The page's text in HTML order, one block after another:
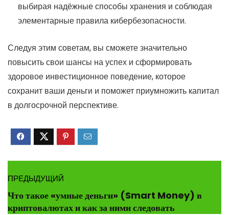
выбирая надёжные способы хранения и соблюдая
элементарные правила кибербезопасности.
Следуя этим советам, вы сможете значительно
повысить свои шансы на успех и сформировать
здоровое инвестиционное поведение, которое
сохранит ваши деньги и поможет приумножить капитал
в долгосрочной перспективе.
ПРЕДЫДУЩИЙ
Что такое «умные деньги» (Smart Money) в
криптовалютах и как за ними следовать